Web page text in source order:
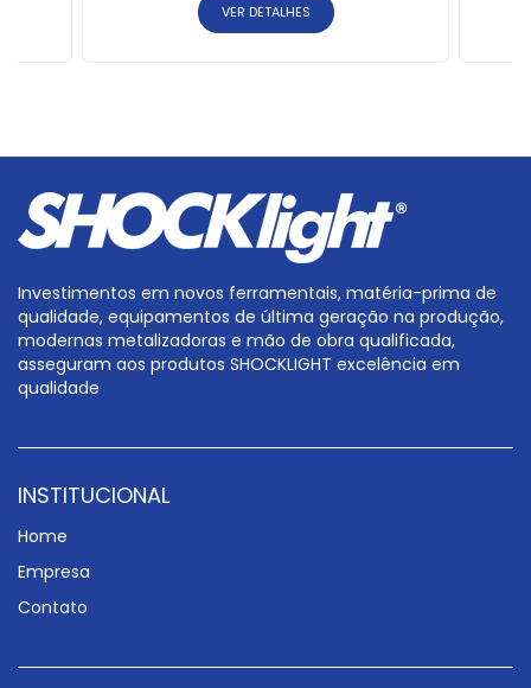
VER DETALHES
Investimentos em novos ferramentais, matéria-prima de
qualidade, equipamentos de última geração na produção,
modernas metalizadoras e mão de obra qualificada,
asseguram aos produtos SHOCKLIGHT excelência em
qualidade
INSTITUCIONAL
Home
Empresa
Contato